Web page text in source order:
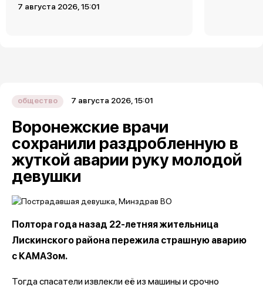
7 августа 2026, 15:01
общество 7 августа 2026, 15:01
Воронежские врачи
сохранили раздробленную в
жуткой аварии руку молодой
девушки
Полтора года назад 22-летняя жительница
Лискинского района пережила страшную аварию
с КАМАЗом.
Тогда спасатели извлекли её из машины и срочно